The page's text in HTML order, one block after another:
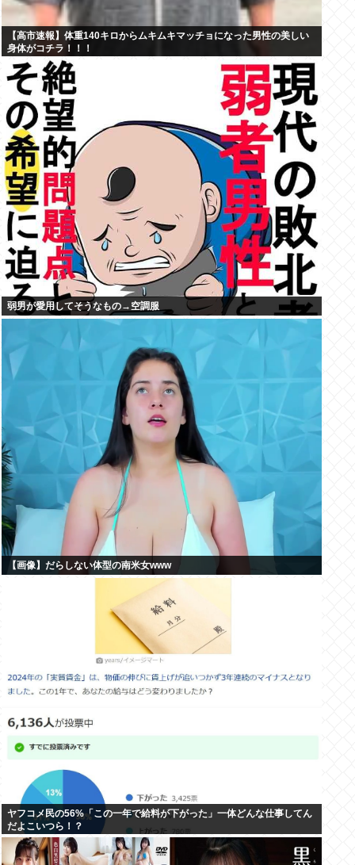
【高市速報】体重140キロからムキムキマッチョになった男性の美しい
身体がコチラ！！！
弱男が愛用してそうなもの→空調服
【画像】だらしない体型の南米女www
ヤフコメ民の56%「この一年で給料が下がった」一体どんな仕事してん
だよこいつら！？